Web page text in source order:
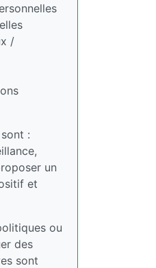
/
:
un
et
ou
des
sont